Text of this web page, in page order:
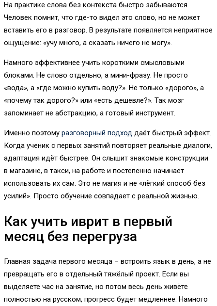
На практике слова без контекста быстро забываются.
Человек помнит, что где-то видел это слово, но не может
вставить его в разговор. В результате появляется неприятное
ощущение: «учу много, а сказать ничего не могу».
Намного эффективнее учить короткими смысловыми
блоками. Не слово отдельно, а мини-фразу. Не просто
«вода», а «где можно купить воду?». Не только «дорого», а
«почему так дорого?» или «есть дешевле?». Так мозг
запоминает не абстракцию, а готовый инструмент.
Именно поэтому разговорный подход даёт быстрый эффект.
Когда ученик с первых занятий повторяет реальные диалоги,
адаптация идёт быстрее. Он слышит знакомые конструкции
в магазине, в такси, на работе и постепенно начинает
использовать их сам. Это не магия и не «лёгкий способ без
усилий». Просто обучение совпадает с реальной жизнью.
Как учить иврит в первый
месяц без перегруза
Главная задача первого месяца – встроить язык в день, а не
превращать его в отдельный тяжёлый проект. Если вы
выделяете час на занятие, но потом весь день живёте
полностью на русском, прогресс будет медленнее. Намного